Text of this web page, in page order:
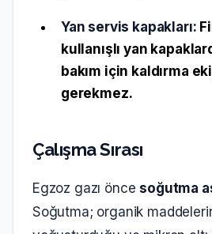
Yan servis kapakları:
kullanışlı yan
bakım için kaldırma
gerekmez.
Çalışma Sırası
Egzoz gazı öncesoğutma
Soğutma; organik maddelerin